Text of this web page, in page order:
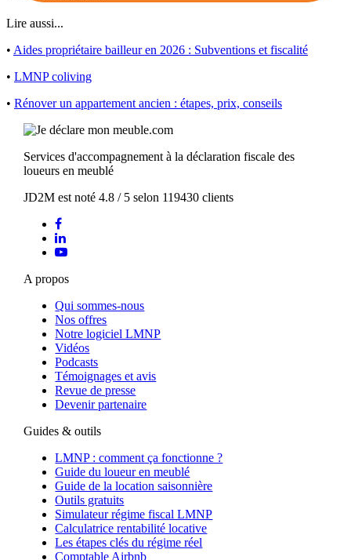
Lire aussi...
• Aides propriétaire bailleur en 2026 : Subventions et fiscalité
• LMNP coliving
• Rénover un appartement ancien : étapes, prix, conseils
Services d'accompagnement à la déclaration fiscale des
loueurs en meublé
JD2M est noté4.8 / 5 selon 119430 clients
A propos
Qui sommes-nous
Nos offres
Notre logiciel LMNP
Vidéos
Podcasts
Témoignages et avis
Revue de presse
Devenir partenaire
Guides & outils
LMNP : comment ça fonctionne ?
Guide du loueur en meublé
Guide de la location saisonnière
Outils gratuits
Simulateur régime fiscal LMNP
Calculatrice rentabilité locative
Les étapes clés du régime réel
Comptable Airbnb